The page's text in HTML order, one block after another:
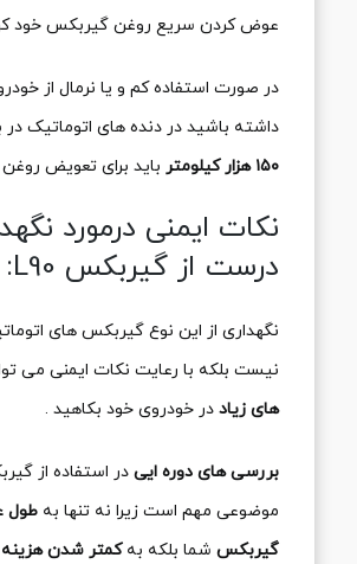
عوض کردن سریع روغن گیربکس خود
در صورت استفاده کم و یا نرمال از
داشته باشید در دنده های اتوماتیک در
۱۵۰ هزار کیلومتر
باید برای تعویض روغن
نکات ایمنی درمورد
درست از گیربکس L90:
نگهداری از این نوع گیربکس های
نیست بلکه با رعایت نکات ایمنی می
های زیاددر خودروی خود بکاهید .
بررسی های دوره اییدر استفاده از
موضوعی مهم است زیرا نه تنها به طول
گیربکسشما بلکه به کمتر شدن هزینه